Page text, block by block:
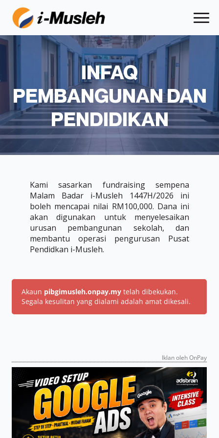
INFAQ
PEMBANGUNAN DAN
PENDIDIKAN
Kami sasarkan fundraising sempena
Malam Badar i-Musleh 1447H/2026 ini
boleh mencapai nilai RM100,000. Dana ini
akan digunakan untuk menyelesaikan
urusan pembangunan sekolah, dan
membantu operasi pengurusan Pusat
Pendidkan i-Musleh.